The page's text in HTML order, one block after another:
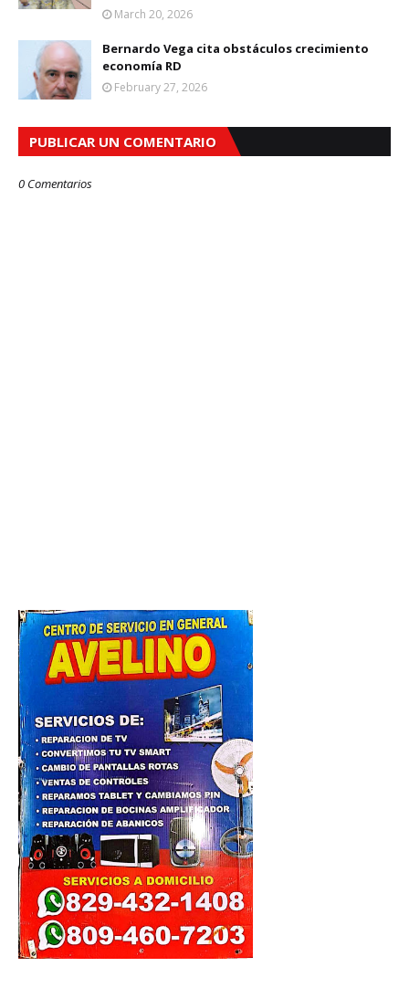
March 20, 2026
Bernardo Vega cita obstáculos crecimiento
economía RD
February 27, 2026
PUBLICAR UN COMENTARIO
0 Comentarios